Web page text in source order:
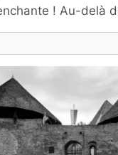
! Au-delà
se
fil du temps,
de nombreux